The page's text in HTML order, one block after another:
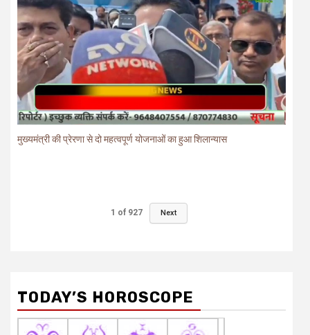
मुख्यमंत्री की प्रेरणा से दो महत्वपूर्ण योजनाओं का हुआ शिलान्यास
1 of 927 Next
TODAY’S HOROSCOPE